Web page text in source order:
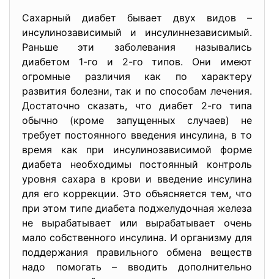
Сахарный диабет бывает двух видов –
инсулинозависимый и инсулиннезависимый.
Раньше эти заболевания назывались
диабетом 1-го и 2-го типов. Они имеют
огромные различия как по характеру
развития болезни, так и по способам лечения.
Достаточно сказать, что диабет 2-го типа
обычно (кроме запущенных случаев) не
требует постоянного введения инсулина, в то
время как при инсулинозависимой форме
диабета необходимы постоянный контроль
уровня сахара в крови и введение инсулина
для его коррекции. Это объясняется тем, что
при этом типе диабета поджелудочная железа
не вырабатывает или вырабатывает очень
мало собственного инсулина. И организму для
поддержания правильного обмена веществ
надо помогать – вводить дополнительно